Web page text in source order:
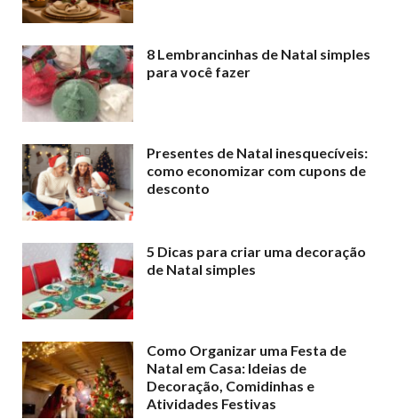
8 Lembrancinhas de Natal simples
para você fazer
Presentes de Natal inesquecíveis:
como economizar com cupons de
desconto
5 Dicas para criar uma decoração
de Natal simples
Como Organizar uma Festa de
Natal em Casa: Ideias de
Decoração, Comidinhas e
Atividades Festivas